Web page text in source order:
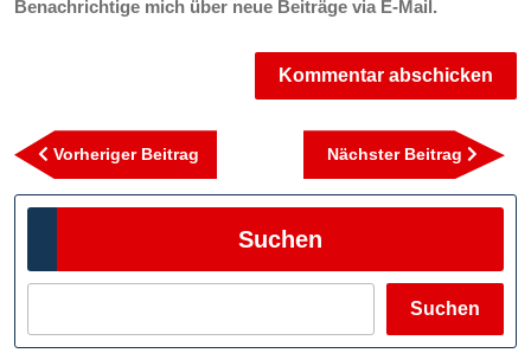
Benachrichtige mich über neue Beiträge via E-Mail.
Beitragsnavigation
Vorheriger Beitrag
Beitrag
Nächster Beitrag
Suchen
Suchen